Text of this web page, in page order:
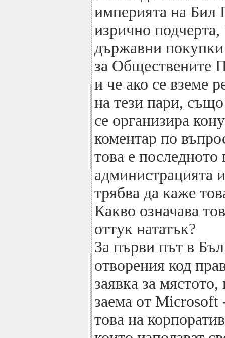
империята на Бил
изрично подчерта,
държавни покупки
за Обществените
и че ако се вземе
на тези пари,
се организира
коментар по
това е
администрацията
трябва да каже
Какво означава
оттук нататък?
За първи път в
отворения код
заявка за
заема от Microsoft
това на